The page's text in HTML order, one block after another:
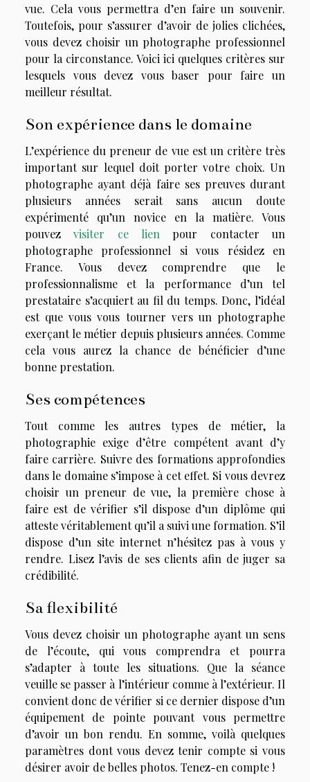
vue. Cela vous permettra d’en faire un souvenir.
Toutefois, pour s’assurer d’avoir de jolies clichées,
vous devez choisir un photographe professionnel
pour la circonstance. Voici ici quelques critères sur
lesquels vous devez vous baser pour faire un
meilleur résultat.
Son expérience dans le domaine
L’expérience du preneur de vue est un critère très
important sur lequel doit porter votre choix. Un
photographe ayant déjà faire ses preuves durant
plusieurs années serait sans aucun doute
expérimenté qu’un novice en la matière. Vous
pouvezvisiter ce lien pour contacter un
photographe professionnel si vous résidez en
France. Vous devez comprendre que le
professionnalisme et la performance d’un tel
prestataire s’acquiert au fil du temps. Donc, l’idéal
est que vous vous tourner vers un photographe
exerçant le métier depuis plusieurs années. Comme
cela vous aurez la chance de bénéficier d’une
bonne prestation.
Ses compétences
Tout comme les autres types de métier, la
photographie exige d’être compétent avant d’y
faire carrière. Suivre des formations approfondies
dans le domaine s’impose à cet effet. Si vous devrez
choisir un preneur de vue, la première chose à
faire est de vérifier s’il dispose d’un diplôme qui
atteste véritablement qu’il a suivi une formation. S’il
dispose d’un site internet n’hésitez pas à vous y
rendre. Lisez l’avis de ses clients afin de juger sa
crédibilité.
Sa flexibilité
Vous devez choisir un photographe ayant un sens
de l’écoute, qui vous comprendra et pourra
s’adapter à toute les situations. Que la séance
veuille se passer à l’intérieur comme à l’extérieur. Il
convient donc de vérifier si ce dernier dispose d’un
équipement de pointe pouvant vous permettre
d’avoir un bon rendu. En somme, voilà quelques
paramètres dont vous devez tenir compte si vous
désirer avoir de belles photos. Tenez-en compte !